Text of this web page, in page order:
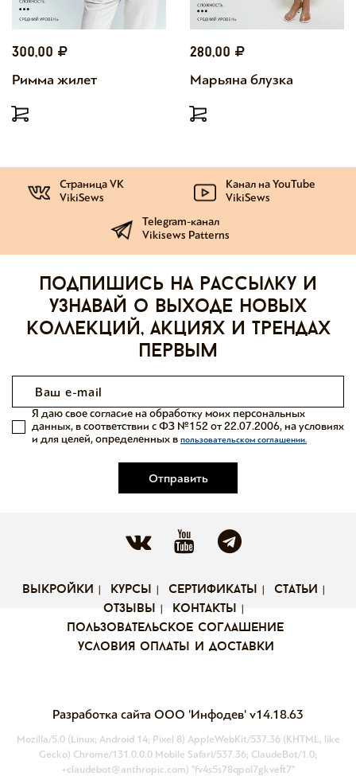
300,00
Римма жилет
280,00
Марьяна блузка
Страница VK
VikiSews
Канал на YouTube
VikiSews
Telegram-канал
Vikisews Patterns
Подпишись на рассылку и
узнавай о выходе новых
коллекций, акциях и трендах
первым
Отправить
Я даю свое согласие на обработку моих персональных
данных, в соответствии с ФЗ №152 от 22.07.2006, на условиях
и для целей, определенных в пользовательском соглашении.
выкройки курсы сертификаты
статьи
отзывы
контакты
пользовательское соглашение
условия оплаты и доставки
Разработка сайта ООО 'Инфодев' v14.18.63
Mozilla/5.0 (Linux; Android 14; Pixel 8) AppleWebKit/537.36 (KHTML, like
Gecko) Chrome/131.0.0.0 Mobile Safari/537.36; ClaudeBot/1.0;
+claudebot@anthropic.com) "fv4s5s78qpol7gkveft7"